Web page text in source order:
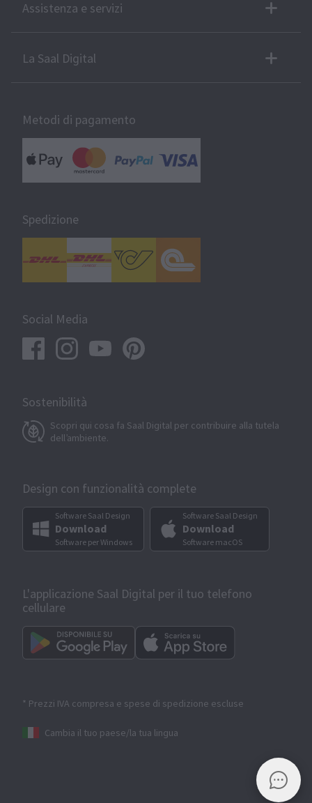
Assistenza e servizi
La Saal Digital
Metodi di pagamento
Spedizione
Social Media
Sostenibilità
Scopri qui cosa fa Saal Digital per contribuire alla tutela
dell’ambiente.
Design con funzionalità complete
Software Saal Design
Download
Software per Windows
Software Saal Design
Download
Software macOS
L'applicazione Saal Digital per il tuo telefono
cellulare
* Prezzi IVA compresa e spese di spedizione escluse
Cambia il tuo paese/la tua lingua